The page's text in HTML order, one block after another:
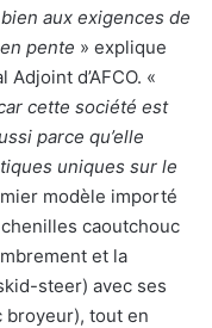
aux exigences de
pente » explique
d’AFCO. «
cette société est
parce qu’elle
uniques sur le
modèle importé
chenilles caoutchouc
et la
steer) avec ses
broyeur), tout en